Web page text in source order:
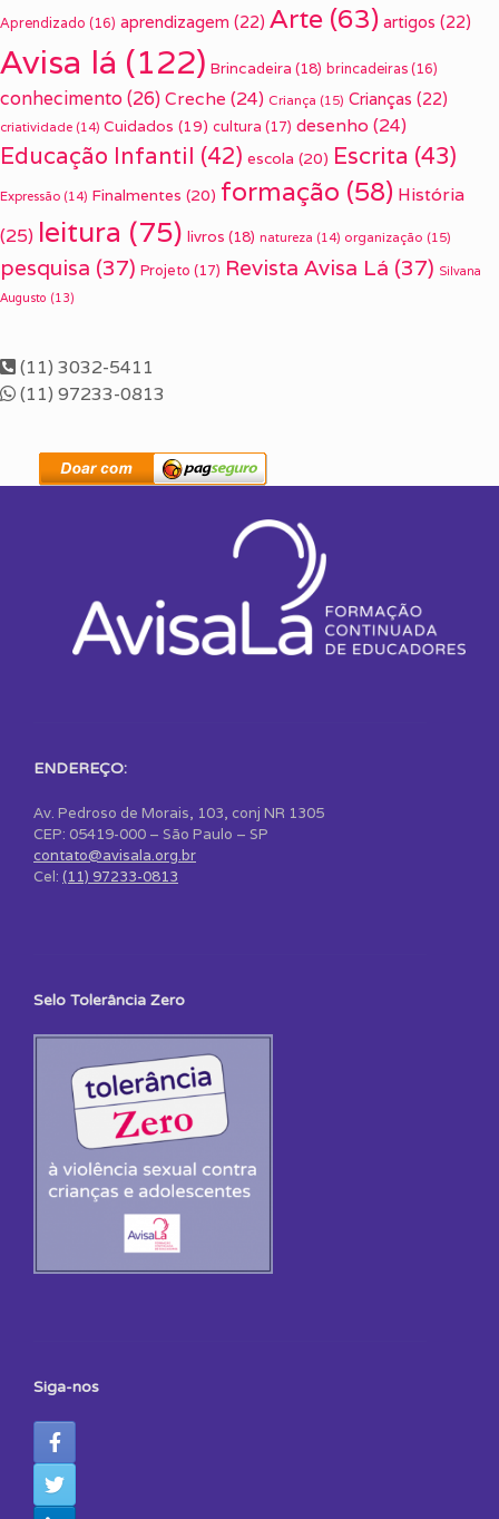
Aprendizado (16) aprendizagem (22) Arte (63) artigos (22)
Avisa lá (122) Brincadeira (18) brincadeiras (16)
conhecimento(26) Creche (24) Criança (15) Crianças (22)
criatividade (14) Cuidados (19) cultura (17) desenho (24)
Educação Infantil (42) escola (20) Escrita (43)
Expressão (14) Finalmentes (20) formação (58) História
(25) leitura (75) livros (18) natureza (14) organização (15)
pesquisa (37) Projeto (17) Revista Avisa Lá (37) Silvana
Augusto (13)
(11) 3032-5411
(11) 97233-0813
ENDEREÇO:
Av. Pedroso de Morais, 103, conj NR 1305
CEP: 05419-000 – São Paulo – SP
contato@avisala.org.br
Cel: (11) 97233-0813
Selo Tolerância Zero
Siga-nos